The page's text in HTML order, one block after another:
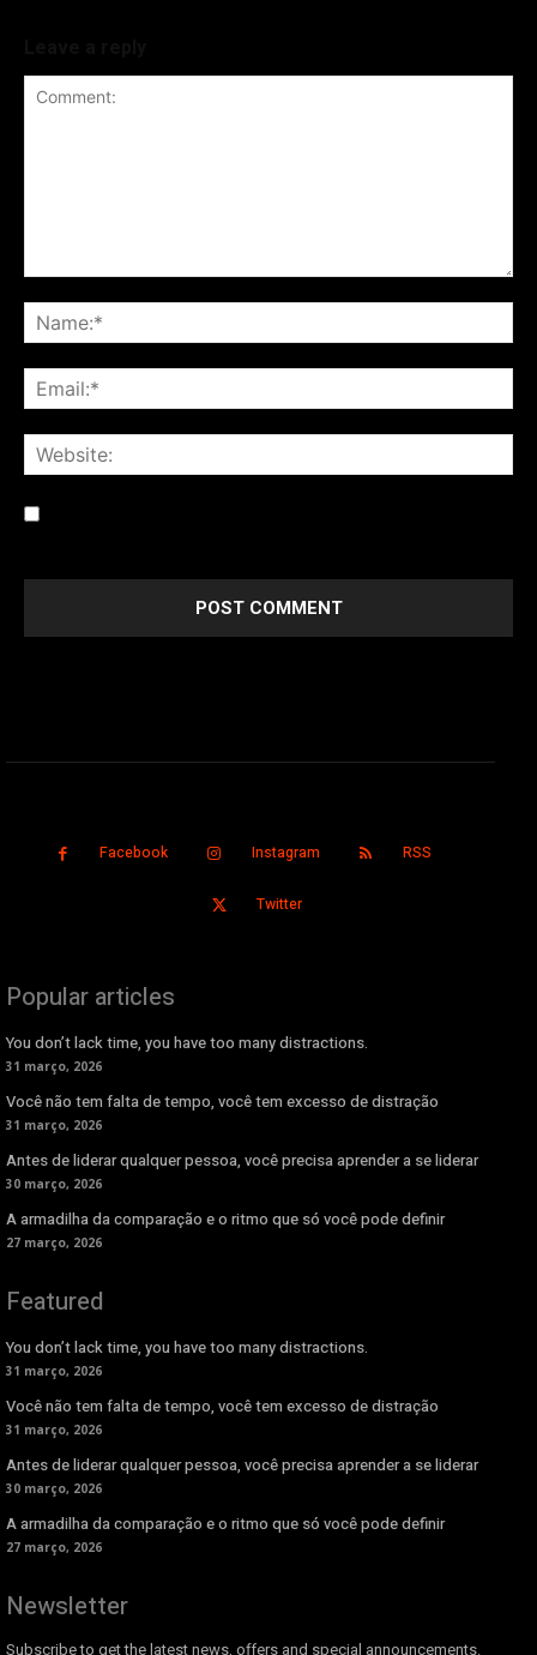
Facebook Instagram RSS
Twitter
Popular articles
You don’t lack time, you have too many distractions.
31 março, 2026
Você não tem falta de tempo, você tem excesso de distração
31 março, 2026
Antes de liderar qualquer pessoa, você precisa aprender a se liderar
30 março, 2026
A armadilha da comparação e o ritmo que só você pode definir
27 março, 2026
Featured
You don’t lack time, you have too many distractions.
31 março, 2026
Você não tem falta de tempo, você tem excesso de distração
31 março, 2026
Antes de liderar qualquer pessoa, você precisa aprender a se liderar
30 março, 2026
A armadilha da comparação e o ritmo que só você pode definir
27 março, 2026
Newsletter
Subscribe to get the latest news, offers and special announcements.